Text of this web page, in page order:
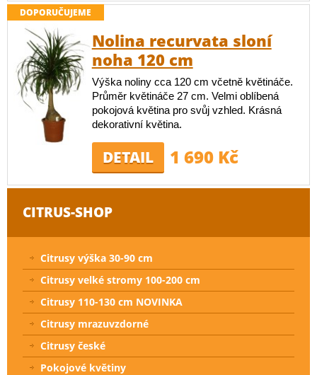
DOPORUČUJEME
Nolina recurvata sloní
noha 120 cm
Výška noliny cca 120 cm včetně květináče.
Průměr květináče 27 cm. Velmi oblíbená
pokojová květina pro svůj vzhled. Krásná
dekorativní květina.
DETAIL 1 690 Kč
CITRUS-SHOP
Citrusy výška 30-90 cm
Citrusy velké stromy 100-200 cm
Citrusy 110-130 cm NOVINKA
Citrusy mrazuvzdorné
Citrusy české
Pokojové květiny